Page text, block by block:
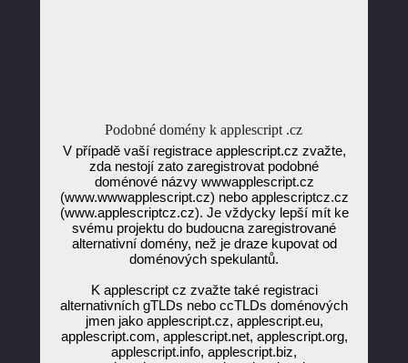
Podobné domény k applescript .cz
V případě vaší registrace applescript.cz zvažte,
zda nestojí zato zaregistrovat podobné
doménové názvy wwwapplescript.cz
(www.wwwapplescript.cz) nebo applescriptcz.cz
(www.applescriptcz.cz). Je vždycky lepší mít ke
svému projektu do budoucna zaregistrované
alternativní domény, než je draze kupovat od
doménových spekulantů.
K applescript cz zvažte také registraci
alternativních gTLDs nebo ccTLDs doménových
jmen jako applescript.cz, applescript.eu,
applescript.com, applescript.net, applescript.org,
applescript.info, applescript.biz,